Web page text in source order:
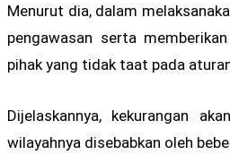
Menurut dia, dalam
pengawasan serta
pihak yang tidak taat pada
Dijelaskannya, kekurangan
wilayahnya disebabkan oleh